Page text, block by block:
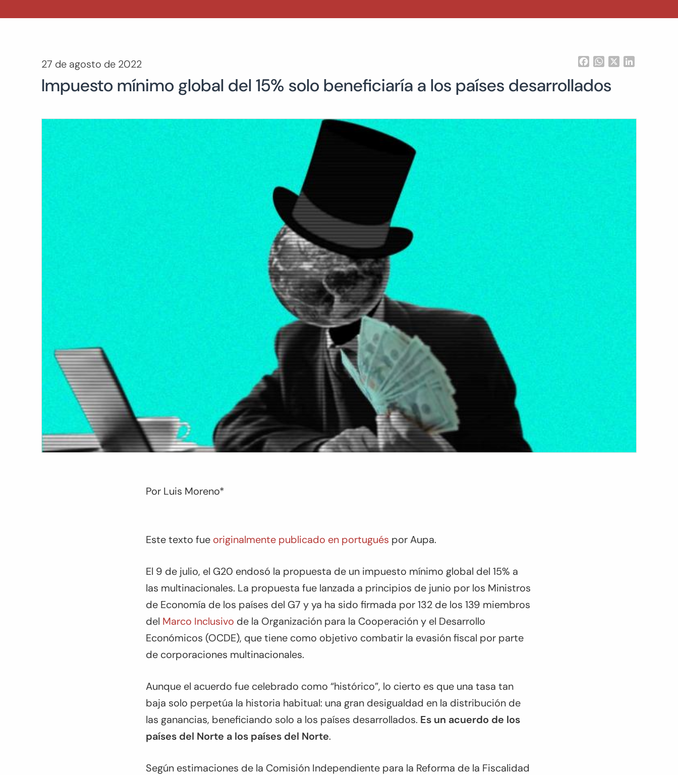
27 de agosto de 2022 FacebookWhatsApp
Impuesto mínimo global del 15% solo beneficiaría a los países desarrollados
Por Luis Moreno*
Este texto fue originalmente publicado en portugués por Aupa.
El 9 de julio, el G20 endosó la propuesta de un impuesto mínimo global del 15% a
las multinacionales. La propuesta fue lanzada a principios de junio por los Ministros
de Economía de los países del G7 y ya ha sido firmada por 132 de los 139 miembros
del Marco Inclusivo de la Organización para la Cooperación y el Desarrollo
Económicos (OCDE), que tiene como objetivo combatir la evasión fiscal por parte
de corporaciones multinacionales.
Aunque el acuerdo fue celebrado como “histórico”, lo cierto es que una tasa tan
baja solo perpetúa la historia habitual: una gran desigualdad en la distribución de
las ganancias, beneficiando solo a los países desarrollados. Es un acuerdo de los
países del Norte a los países del Norte.
Según estimaciones de la Comisión Independiente para la Reforma de la Fiscalidad